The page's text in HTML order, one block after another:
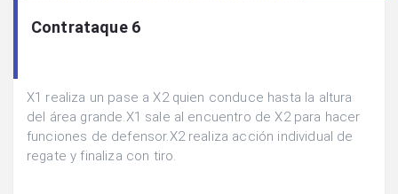
Contrataque 6
X1 realiza un pase a X2 quien conduce hasta la altura
del área grande.X1 sale al encuentro de X2 para hacer
funciones de defensor.X2 realiza acción individual de
regate y finaliza con tiro.